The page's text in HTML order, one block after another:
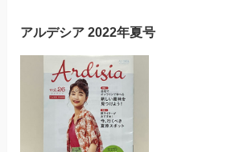
アルデシア 2022年夏号